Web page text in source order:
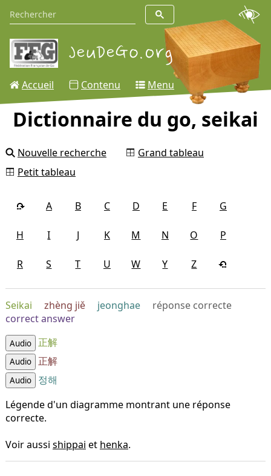
Accueil Contenu Menu
Dictionnaire du go, seikai
Nouvelle recherche
Grand tableau
Petit tableau
A B C D E F G
H I J K M N O P
R S T U W Y Z
Seikai zhèng jiě jeonghae
réponse correcte
correct answer
Audio 正解
Audio 正解
Audio
정해
Légende d'un diagramme montrant une réponse
correcte.
Voir aussi shippai et henka.